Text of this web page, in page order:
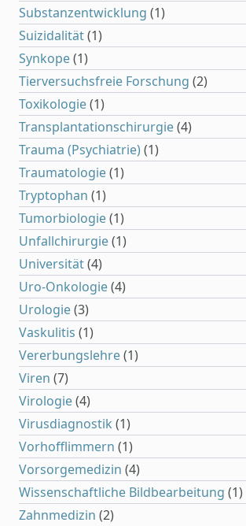
Substanzentwicklung (1)
Suizidalität(1)
Synkope(1)
Tierversuchsfreie Forschung (2)
Toxikologie(1)
Transplantationschirurgie(4)
Trauma (Psychiatrie)(1)
Traumatologie(1)
Tryptophan (1)
Tumorbiologie(1)
Unfallchirurgie(1)
Universität(4)
Uro-Onkologie(4)
Urologie(3)
Vaskulitis (1)
Vererbungslehre(1)
Viren (7)
Virologie(4)
Virusdiagnostik (1)
Vorhofflimmern (1)
Vorsorgemedizin (4)
Wissenschaftliche Bildbearbeitung (1)
Zahnmedizin (2)